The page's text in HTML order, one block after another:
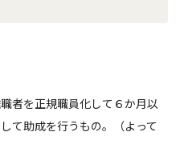
者を正規職員化して６か月以
て助成を行うもの。（よって